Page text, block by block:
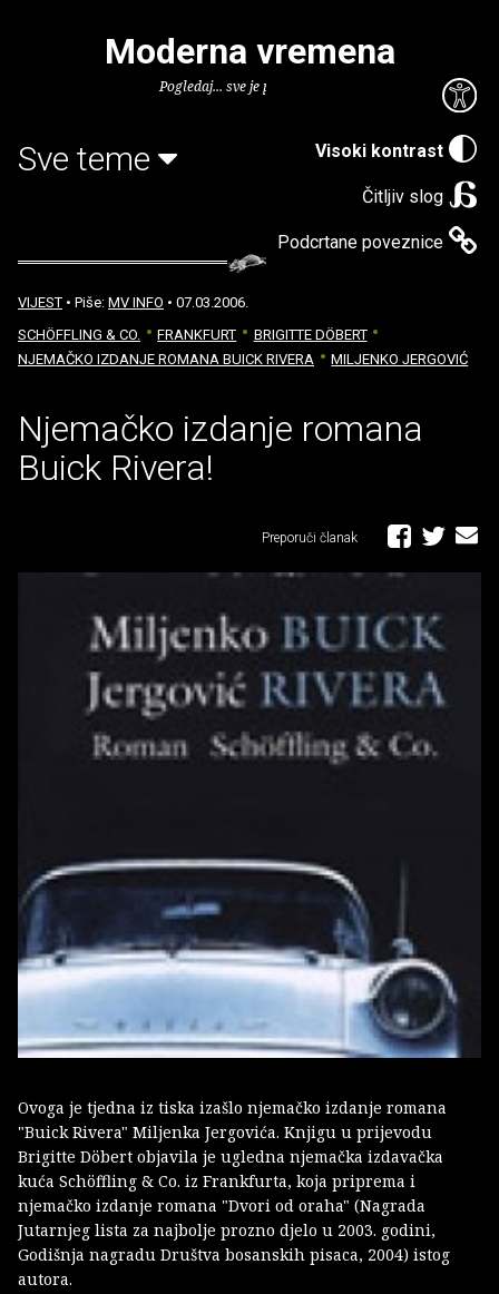
Visoki kontrast
Čitljiv slog
Podcrtane poveznice
Moderna vremena
Pogledaj... sve je puno knjiga.
Sve teme
VIJEST • Piše: MV INFO • 07.03.2006.
SCHÖFFLING & CO.
FRANKFURT
BRIGITTE DÖBERT
NJEMAČKO IZDANJE ROMANA BUICK RIVERA
MILJENKO JERGOVIĆ
Njemačko izdanje romana
Buick Rivera!
Preporuči članak
Ovoga je tjedna iz tiska izašlo njemačko izdanje romana
"Buick Rivera" Miljenka Jergovića. Knjigu u prijevodu
Brigitte Döbert objavila je ugledna njemačka izdavačka
kuća Schöffling & Co. iz Frankfurta, koja priprema i
njemačko izdanje romana "Dvori od oraha" (Nagrada
Jutarnjeg lista za najbolje prozno djelo u 2003. godini,
Godišnja nagradu Društva bosanskih pisaca, 2004) istog
autora.